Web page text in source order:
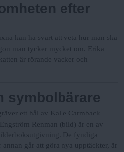
n
ä
r
m
n
y
efter
kan ha svårt att veta hur man ska
man tycker mycket om. Erika
är rörande vacker och
symbolbärare
ett hål av Kalle Carmback
Renman (bild) är en av
De fyndiga
går att göra nya upptäckter, är